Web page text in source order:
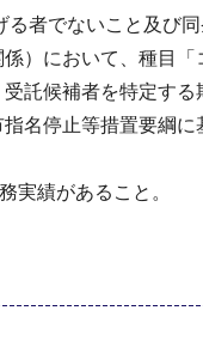
者でないこと及び
）において、種目
託候補者を特定す
名停止等措置要綱
実績があること。